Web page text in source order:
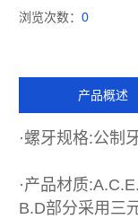
浏览次数：0
产品概述
·螺牙规格:公制
·产品材质
B.D部分采用三